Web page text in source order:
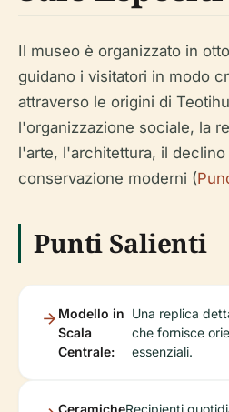
Il museo è organizzato in
guidano i visitatori in modo
attraverso le origini di
l'organizzazione sociale, la
l'arte, l'architettura, il
conservazione moderni (
Punti Salienti
Modello in
Scala
Centrale:
Una replica
che fornisce
essenziali.
CeramicheRecipienti